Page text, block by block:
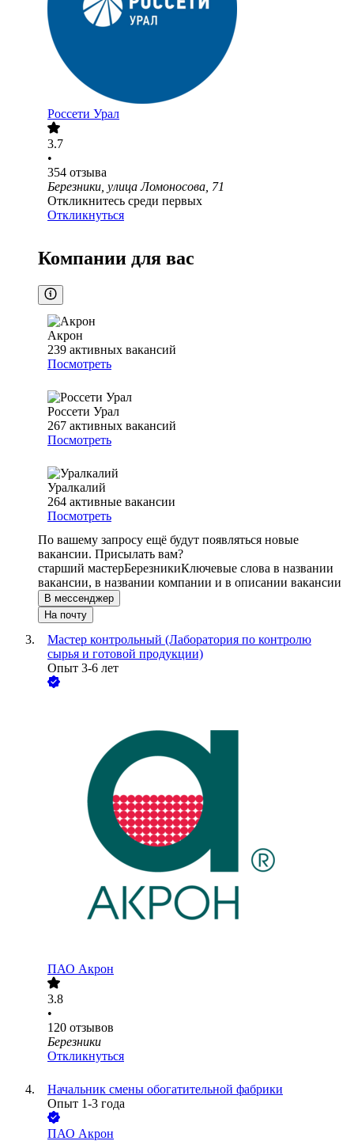
Россети Урал
3.7
•
354 отзыва
Березники, улица Ломоносова, 71
Откликнитесь среди первых
Откликнуться
Компании для вас
Акрон
239 активных вакансий
Посмотреть
Россети Урал
267 активных вакансий
Посмотреть
Уралкалий
264 активные вакансии
Посмотреть
По вашему запросу ещё будут появляться новые
вакансии. Присылать вам?
старший мастерБерезникиКлючевые слова в названии
вакансии, в названии компании и в описании вакансии
В мессенджер
На почту
Мастер контрольный (Лаборатория по контролю
сырья и готовой продукции)
Опыт 3-6 лет
ПАО Акрон
3.8
•
120 отзывов
Березники
Откликнуться
Начальник смены обогатительной фабрики
Опыт 1-3 года
ПАО Акрон